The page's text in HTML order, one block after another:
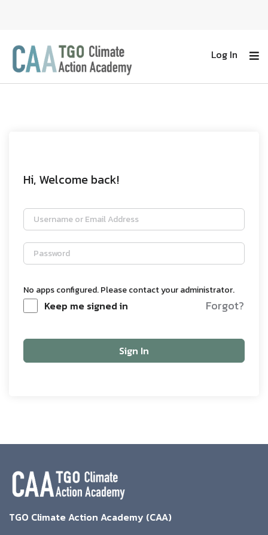
Log In
Hi, Welcome back!
No apps configured. Please contact your administrator.
Keep me signed in Forgot?
Sign In
TGO Climate Action Academy (CAA)